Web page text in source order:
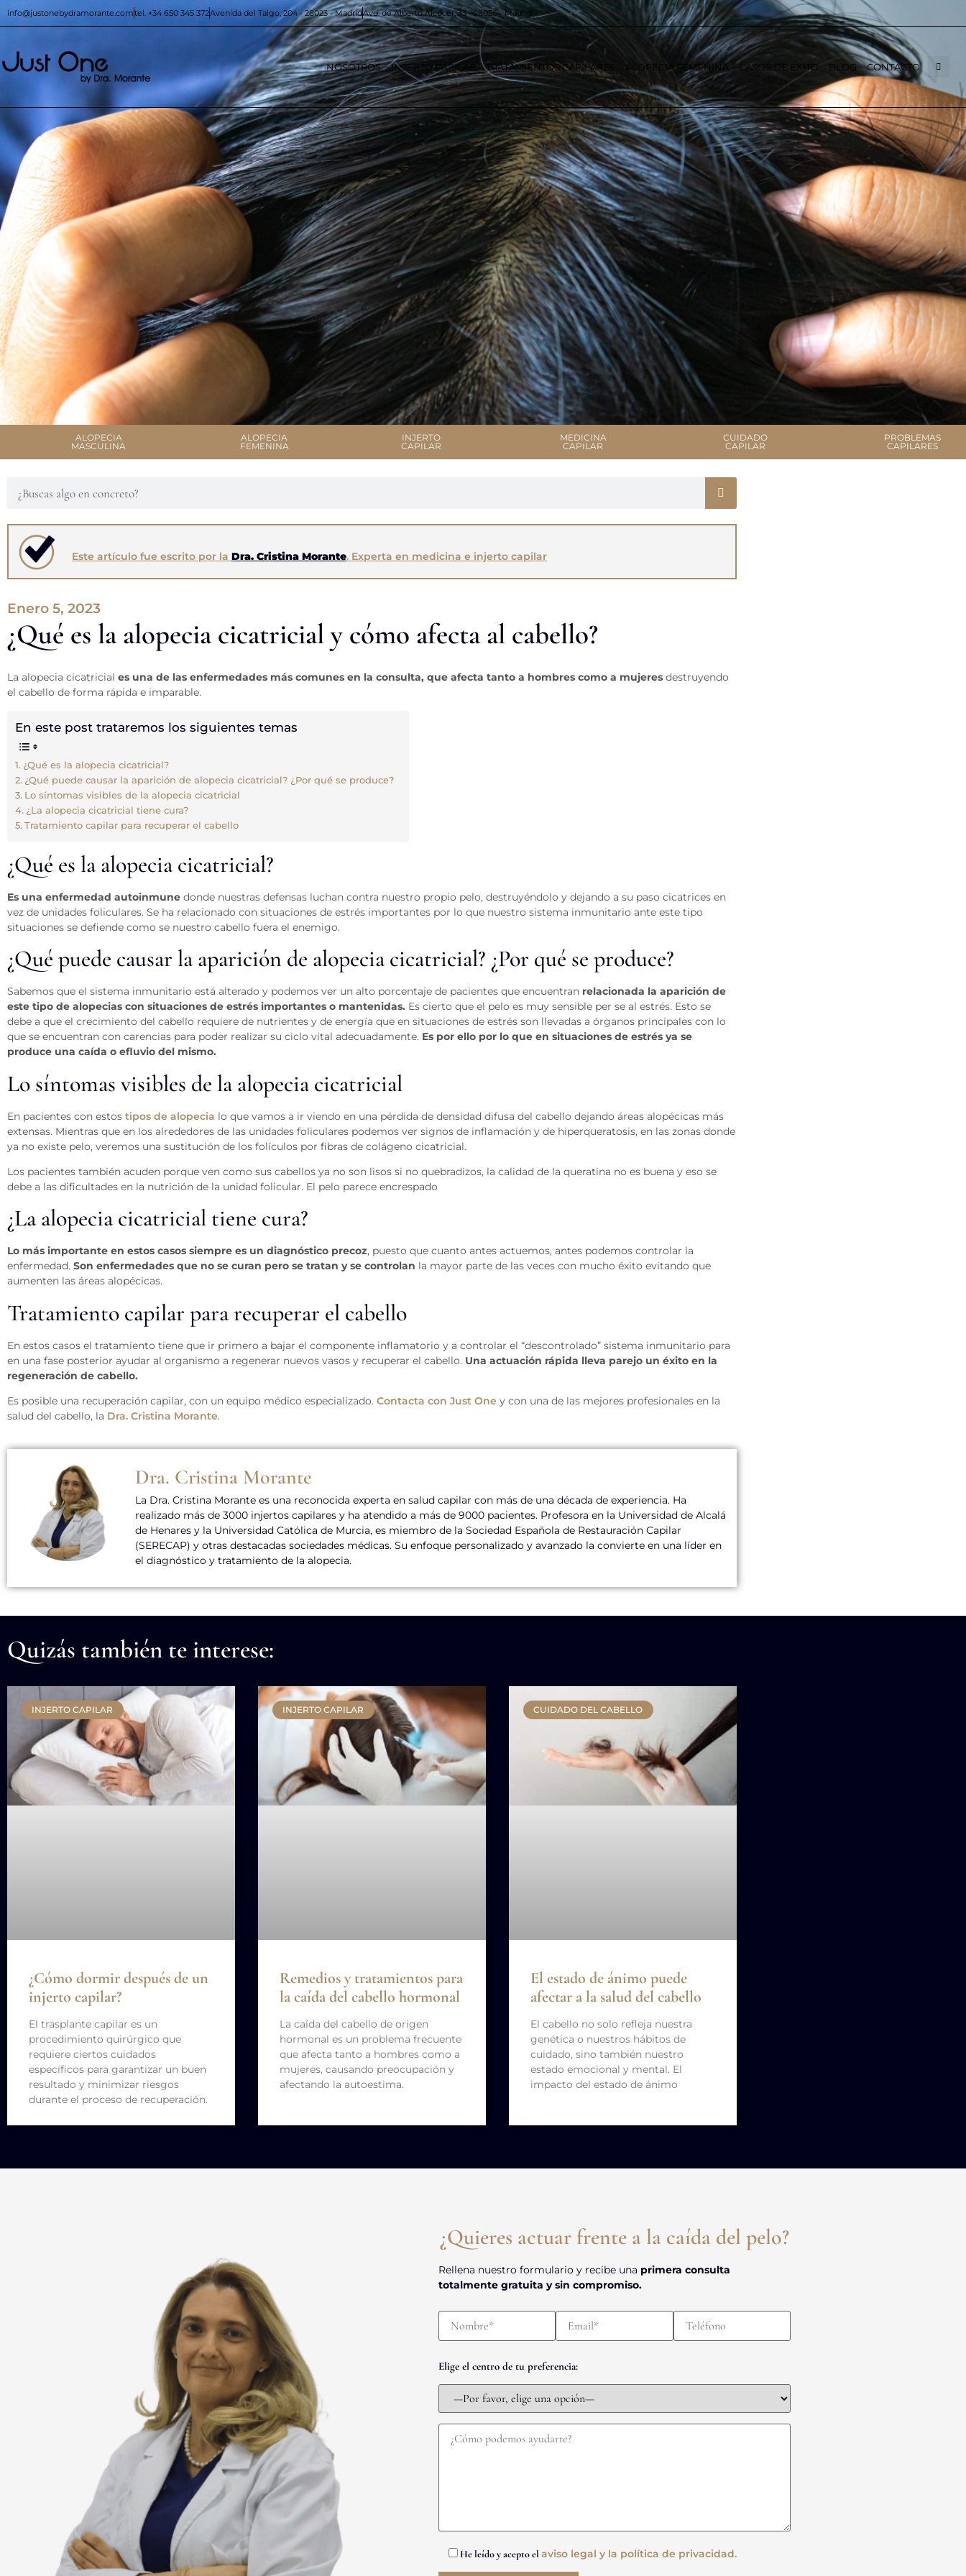
info@justonebydramorante.comtel. +34 650 345 372Avenida del Talgo, 204 - 28023 - MadridAvd. de Alberto Alcocer, 33 - 28036 - Madrid
NOSOTROS INJERTO CAPILAR TRATAMIENTOS CAPILARES ALOPECIA FEMENINA CASOS DE ÉXITO BLOG CONTACTO
ALOPECIA
MASCULINA
ALOPECIA
FEMENINA
INJERTO
CAPILAR
MEDICINA
CAPILAR
CUIDADO
CAPILAR
PROBLEMAS
CAPILARES
Este artículo fue escrito por laDra. Cristina Morante. Experta en medicina e injerto capilar
Enero 5, 2023
¿Qué es la alopecia cicatricial y cómo afecta al cabello?
La alopecia cicatricial es una de las enfermedades más comunes en la consulta, que afecta tanto a hombres como a mujeres destruyendo
el cabello de forma rápida e imparable.
En este post trataremos los siguientes temas
¿Qué es la alopecia cicatricial?
¿Qué puede causar la aparición de alopecia cicatricial? ¿Por qué se produce?
Lo síntomas visibles de la alopecia cicatricial
¿La alopecia cicatricial tiene cura?
Tratamiento capilar para recuperar el cabello
¿Qué es la alopecia cicatricial?
Es una enfermedad autoinmune donde nuestras defensas luchan contra nuestro propio pelo, destruyéndolo y dejando a su paso cicatrices en
vez de unidades foliculares. Se ha relacionado con situaciones de estrés importantes por lo que nuestro sistema inmunitario ante este tipo
situaciones se defiende como se nuestro cabello fuera el enemigo.
¿Qué puede causar la aparición de alopecia cicatricial? ¿Por qué se produce?
Sabemos que el sistema inmunitario está alterado y podemos ver un alto porcentaje de pacientes que encuentran relacionada la aparición de
este tipo de alopecias con situaciones de estrés importantes o mantenidas. Es cierto que el pelo es muy sensible per se al estrés. Esto se
debe a que el crecimiento del cabello requiere de nutrientes y de energía que en situaciones de estrés son llevadas a órganos principales con lo
que se encuentran con carencias para poder realizar su ciclo vital adecuadamente. Es por ello por lo que en situaciones de estrés ya se
produce una caída o efluvio del mismo.
Lo síntomas visibles de la alopecia cicatricial
En pacientes con estos tipos de alopecia lo que vamos a ir viendo en una pérdida de densidad difusa del cabello dejando áreas alopécicas más
extensas. Mientras que en los alrededores de las unidades foliculares podemos ver signos de inflamación y de hiperqueratosis, en las zonas donde
ya no existe pelo, veremos una sustitución de los folículos por fibras de colágeno cicatricial.
Los pacientes también acuden porque ven como sus cabellos ya no son lisos si no quebradizos, la calidad de la queratina no es buena y eso se
debe a las dificultades en la nutrición de la unidad folicular. El pelo parece encrespado
¿La alopecia cicatricial tiene cura?
Lo más importante en estos casos siempre es un diagnóstico precoz, puesto que cuanto antes actuemos, antes podemos controlar la
enfermedad. Son enfermedades que no se curan pero se tratan y se controlan la mayor parte de las veces con mucho éxito evitando que
aumenten las áreas alopécicas.
Tratamiento capilar para recuperar el cabello
En estos casos el tratamiento tiene que ir primero a bajar el componente inflamatorio y a controlar el “descontrolado” sistema inmunitario para
en una fase posterior ayudar al organismo a regenerar nuevos vasos y recuperar el cabello. Una actuación rápida lleva parejo un éxito en la
regeneración de cabello.
Es posible una recuperación capilar, con un equipo médico especializado. Contacta con Just One y con una de las mejores profesionales en la
salud del cabello, la Dra. Cristina Morante.
Dra. Cristina Morante
La Dra. Cristina Morante es una reconocida experta en salud capilar con más de una década de experiencia. Ha
realizado más de 3000 injertos capilares y ha atendido a más de 9000 pacientes. Profesora en la Universidad de Alcalá
de Henares y la Universidad Católica de Murcia, es miembro de la Sociedad Española de Restauración Capilar
(SERECAP) y otras destacadas sociedades médicas. Su enfoque personalizado y avanzado la convierte en una líder en
el diagnóstico y tratamiento de la alopecia.
Quizás también te interese:
INJERTO CAPILAR
¿Cómo dormir después de un
injerto capilar?
El trasplante capilar es un
procedimiento quirúrgico que
requiere ciertos cuidados
específicos para garantizar un buen
resultado y minimizar riesgos
durante el proceso de recuperación.
INJERTO CAPILAR
Remedios y tratamientos para
la caída del cabello hormonal
La caída del cabello de origen
hormonal es un problema frecuente
que afecta tanto a hombres como a
mujeres, causando preocupación y
afectando la autoestima.
CUIDADO DEL CABELLO
El estado de ánimo puede
afectar a la salud del cabello
El cabello no solo refleja nuestra
genética o nuestros hábitos de
cuidado, sino también nuestro
estado emocional y mental. El
impacto del estado de ánimo
¿Quieres actuar frente a la caída del pelo?
Rellena nuestro formulario y recibe una primera consulta
totalmente gratuita y sin compromiso.
Elige el centro de tu preferencia:
He leído y acepto el aviso legal y la política de privacidad.